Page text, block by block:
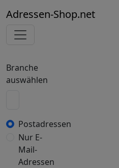
Adressen-Shop.net
Branche
auswählen
Postadressen
Nur E-
Mail-
Adressen